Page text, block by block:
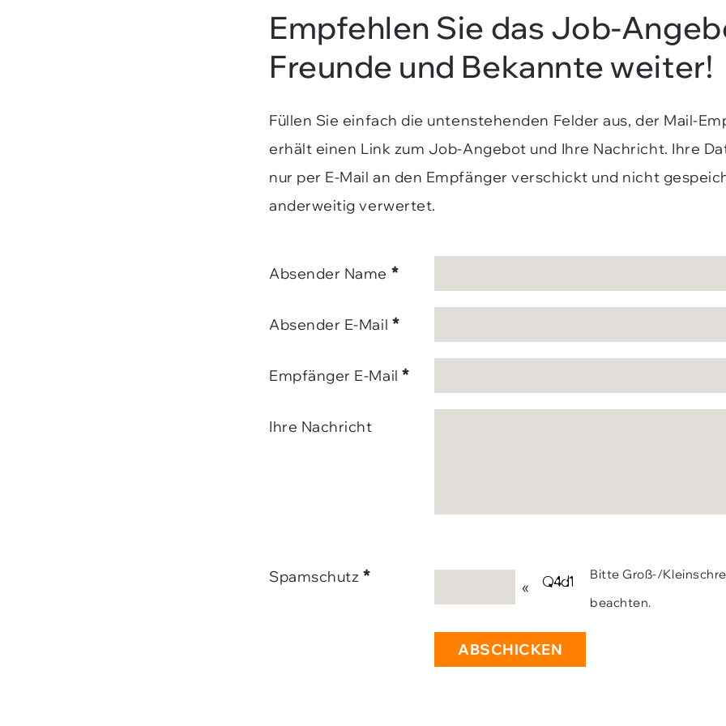
Empfehlen Sie das Job-
Freunde und Bekannte weiter!
Füllen Sie einfach die untenstehenden Felder aus, der Mail-
erhält einen Link zum Job-Angebot und Ihre Nachricht. Ihre
nur per E-Mail an den Empfänger verschickt und nicht
anderweitig verwertet.
Absender Name *
Absender E-Mail *
Empfänger E-Mail*
Ihre Nachricht
Spamschutz *
«
Bitte Groß-/
beachten.